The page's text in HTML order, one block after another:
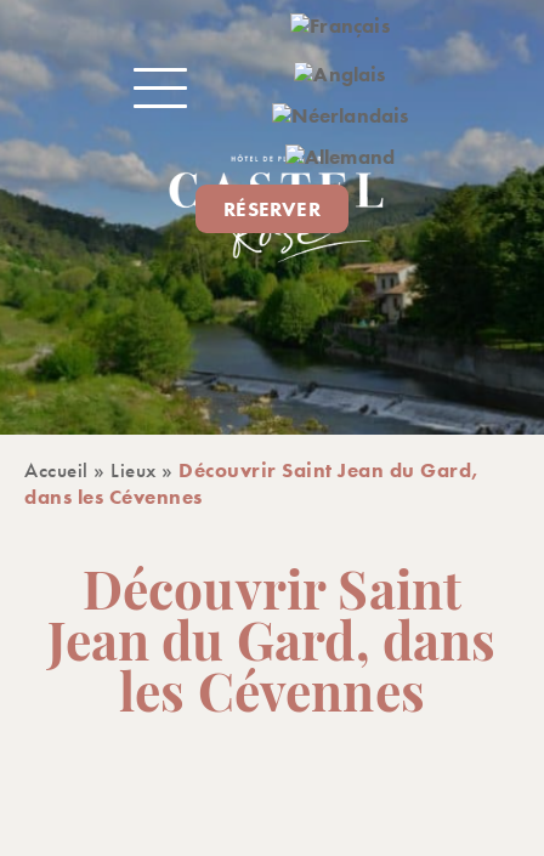
RÉSERVER
Accueil » Lieux » Découvrir Saint Jean du Gard,
dans les Cévennes
Découvrir Saint
Jean du Gard, dans
les Cévennes